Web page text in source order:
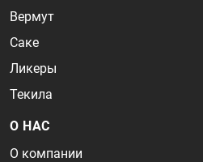
Вермут
Саке
Ликеры
Текила
О НАС
О компании